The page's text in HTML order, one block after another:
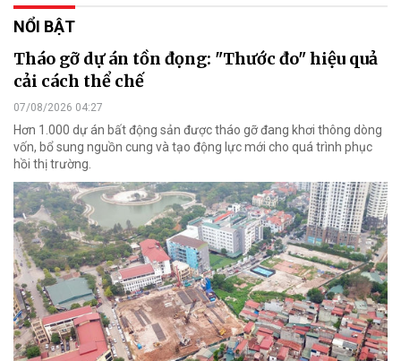
NỔI BẬT
Tháo gỡ dự án tồn đọng: "Thước đo" hiệu quả
cải cách thể chế
07/08/2026 04:27
Hơn 1.000 dự án bất động sản được tháo gỡ đang khơi thông dòng
vốn, bổ sung nguồn cung và tạo động lực mới cho quá trình phục
hồi thị trường.